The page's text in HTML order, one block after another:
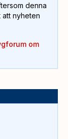
denna
att nyheten
om